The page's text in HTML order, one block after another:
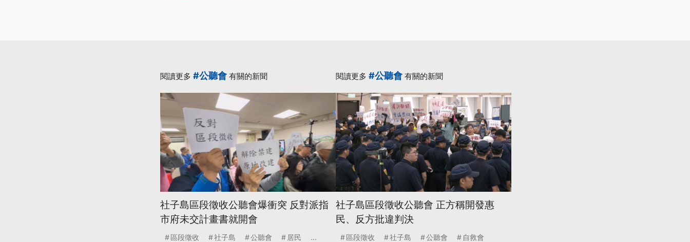
閱讀更多 #公聽會 有關的新聞
社子島區段徵收公聽會爆衝突 反對派指
市府未交計畫書就開會
區段徵收 社子島 公聽會 居民 ...
閱讀更多 #公聽會 有關的新聞
社子島區段徵收公聽會 正方稱開發惠
民、反方批違判決
區段徵收 社子島 公聽會 自救會